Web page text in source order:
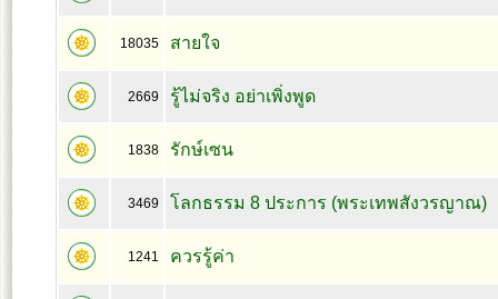
18035 สายใจ
2669 รู้ไม่จริง อย่าเพิ่งพูด
1838 รักษ์เซน
3469 โลกธรรม 8 ประการ (พระเทพสังวรญาณ)
1241 ควรรู้ค่า